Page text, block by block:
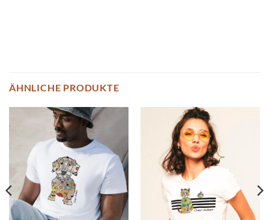
ÄHNLICHE PRODUKTE